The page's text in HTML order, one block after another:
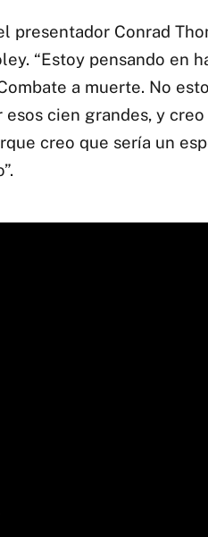
presentador Conrad
“Estoy pensando en
a muerte. No
cien grandes, y
creo que sería un